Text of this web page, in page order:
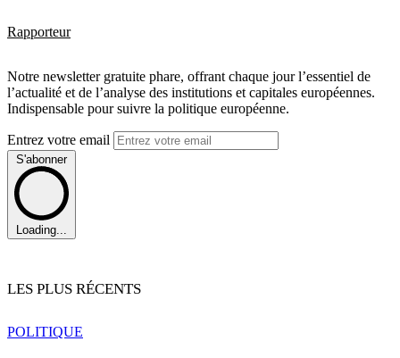
Rapporteur
Notre newsletter gratuite phare, offrant chaque jour l’essentiel de
l’actualité et de l’analyse des institutions et capitales européennes.
Indispensable pour suivre la politique européenne.
Entrez votre email
S'abonner
Loading...
LES PLUS RÉCENTS
POLITIQUE